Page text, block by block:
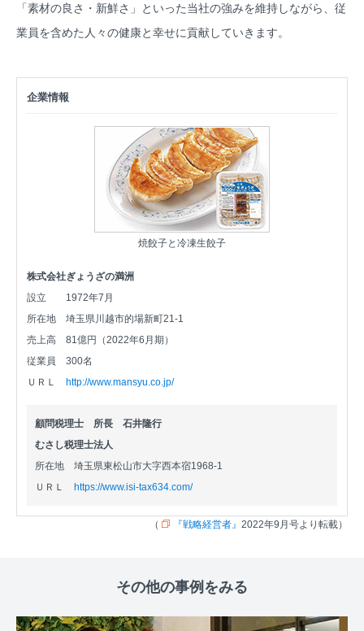
「素材の良さ・新鮮さ」といった当社の強みを維持しながら、従
業員を含めた人々の健康と幸せに貢献していきます。
企業情報
焼餃子と冷凍生餃子
株式会社ぎょうざの満洲
設立
1972年7月
所在地
埼玉県川越市的場新町21-1
売上高
81億円（2022年6月期）
従業員
300名
ＵＲＬ
http://www.mansyu.co.jp/
顧問税理士 所長 石井隆行
むさし税理士法人
所在地
埼玉県東松山市大字西本宿1968-1
ＵＲＬ
https://www.isi-tax634.com/
（ 『戦略経営者』 2022年9月号より転載）
その他の事例をみる